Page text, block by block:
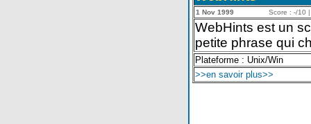
1 Nov 1999 Score : -/10
WebHints est un
petite phrase qui
Plateforme : Unix/Win
>>en savoir plus>>